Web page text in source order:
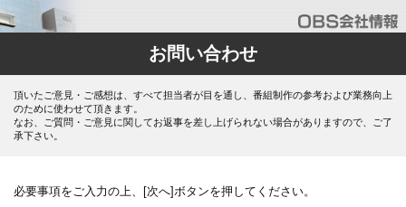
お問い合わせ
頂いたご意見・ご感想は、すべて担当者が目を通し、番組制作の参考および業務向上
のために使わせて頂きます。
なお、ご質問・ご意見に関してお返事を差し上げられない場合がありますので、ご了
承下さい。
必要事項をご入力の上、[次へ]ボタンを押してください。